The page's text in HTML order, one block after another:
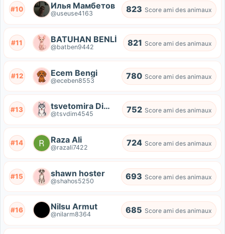
#10 Илья Мамбетов
@useuse4163 823 Score ami des animaux
#11 BATUHAN BENLİ
@batben9442 821 Score ami des animaux
#12 Ecem Bengi
@eceben8553 780 Score ami des animaux
#13 tsvetomira Dimiriva
@tsvdim4545 752 Score ami des animaux
#14 Raza Ali
@razali7422 724 Score ami des animaux
#15 shawn hoster
@shahos5250 693 Score ami des animaux
#16 Nilsu Armut
@nilarm8364 685 Score ami des animaux